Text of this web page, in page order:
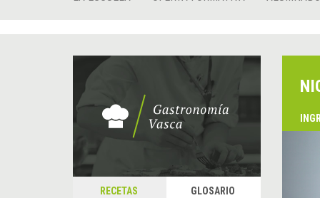
RECETAS GLOSARIO